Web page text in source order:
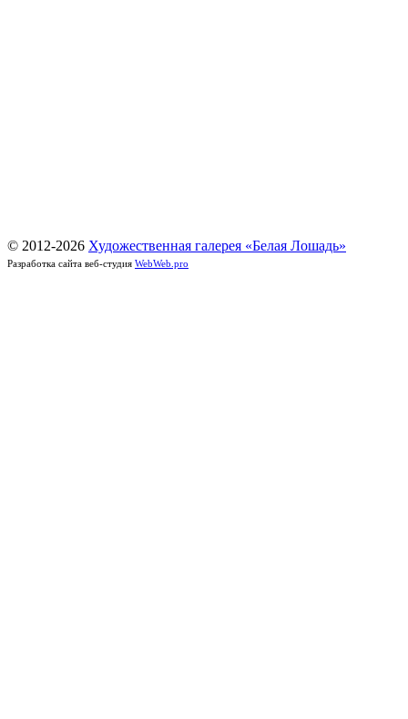
© 2012-2026 Художественная галерея «Белая Лошадь»
Разработка сайта веб-студия WebWeb.pro